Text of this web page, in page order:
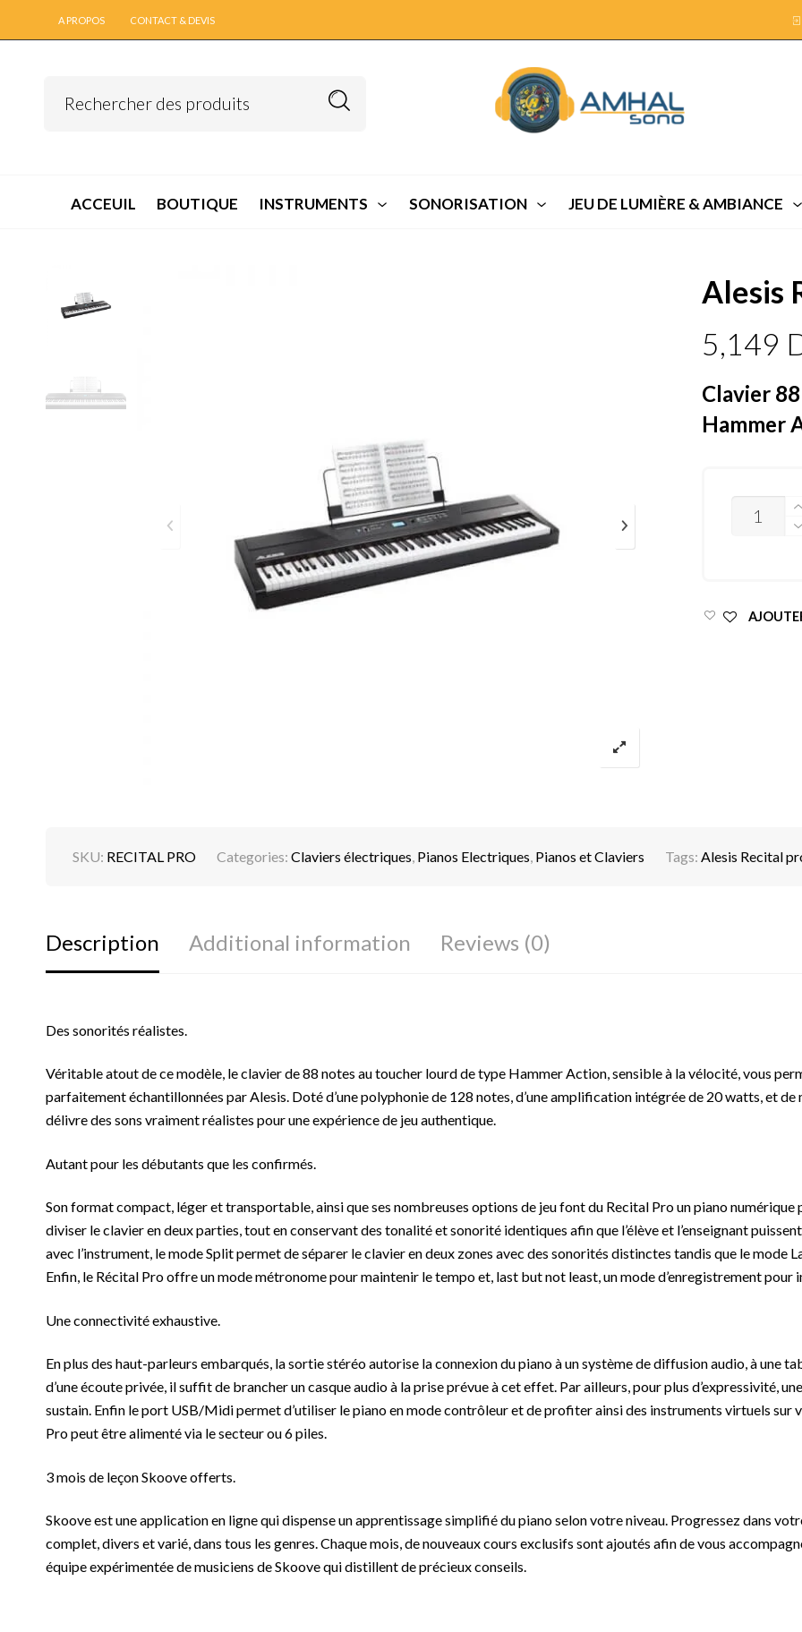
A PROPOS CONTACT & DEVIS
ACCEUIL BOUTIQUE INSTRUMENTS SONORISATION JEU DE LUMIÈRE & AMBIANCE
Alesis
5,149
Clavier
Hammer
QUANTITY
SKU: RECITAL PRO Categories: Claviers électriques, Pianos Electriques, Pianos et Claviers Tags: Alesis Recital
Description Additional information Reviews (0)
Des sonorités réalistes.
Véritable atout de ce modèle, le clavier de 88 notes au toucher lourd de type Hammer Action, sensible à la vélocité, vous
parfaitement échantillonnées par Alesis. Doté d’une polyphonie de 128 notes, d’une amplification intégrée de 20 watts, et de
délivre des sons vraiment réalistes pour une expérience de jeu authentique.
Autant pour les débutants que les confirmés.
Son format compact, léger et transportable, ainsi que ses nombreuses options de jeu font du Recital Pro un piano
diviser le clavier en deux parties, tout en conservant des tonalité et sonorité identiques afin que l’élève et l’enseignant
avec l’instrument, le mode Split permet de séparer le clavier en deux zones avec des sonorités distinctes tandis que le mode
Enfin, le Récital Pro offre un mode métronome pour maintenir le tempo et, last but not least, un mode d’enregistrement
Une connectivité exhaustive.
En plus des haut-parleurs embarqués, la sortie stéréo autorise la connexion du piano à un système de diffusion audio, à une
d’une écoute privée, il suffit de brancher un casque audio à la prise prévue à cet effet. Par ailleurs, pour plus d’expressivité,
sustain. Enfin le port USB/Midi permet d’utiliser le piano en mode contrôleur et de profiter ainsi des instruments virtuels sur
Pro peut être alimenté via le secteur ou 6 piles.
3 mois de leçon Skoove offerts.
Skoove est une application en ligne qui dispense un apprentissage simplifié du piano selon votre niveau. Progressez dans
complet, divers et varié, dans tous les genres. Chaque mois, de nouveaux cours exclusifs sont ajoutés afin de vous
équipe expérimentée de musiciens de Skoove qui distillent de précieux conseils.